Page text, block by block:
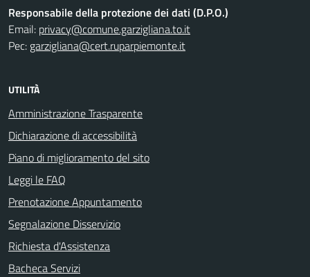
Responsabile della protezione dei dati (D.P.O.)
Email: privacy@comune.garzigliana.to.it
Pec: garzigliana@cert.ruparpiemonte.it
UTILITÀ
Amministrazione Trasparente
Dichiarazione di accessibilità
Piano di miglioramento del sito
Leggi le FAQ
Prenotazione Appuntamento
Segnalazione Disservizio
Richiesta d'Assistenza
Bacheca Servizi